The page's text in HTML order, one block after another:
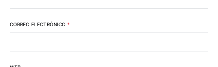
CORREO ELECTRÓNICO *